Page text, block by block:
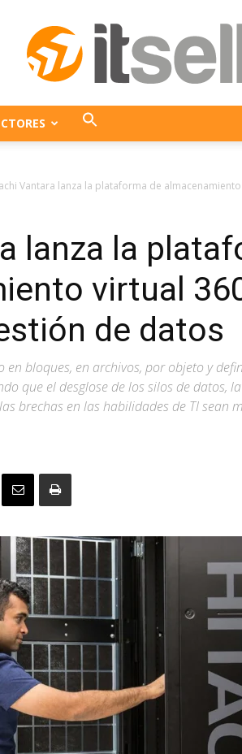
Vantara lanza la plataforma de
lanza la
virtual
de datos
en bloques, en archivos, por objeto y
que el desglose de los silos de datos,
brechas en las habilidades de TI sean